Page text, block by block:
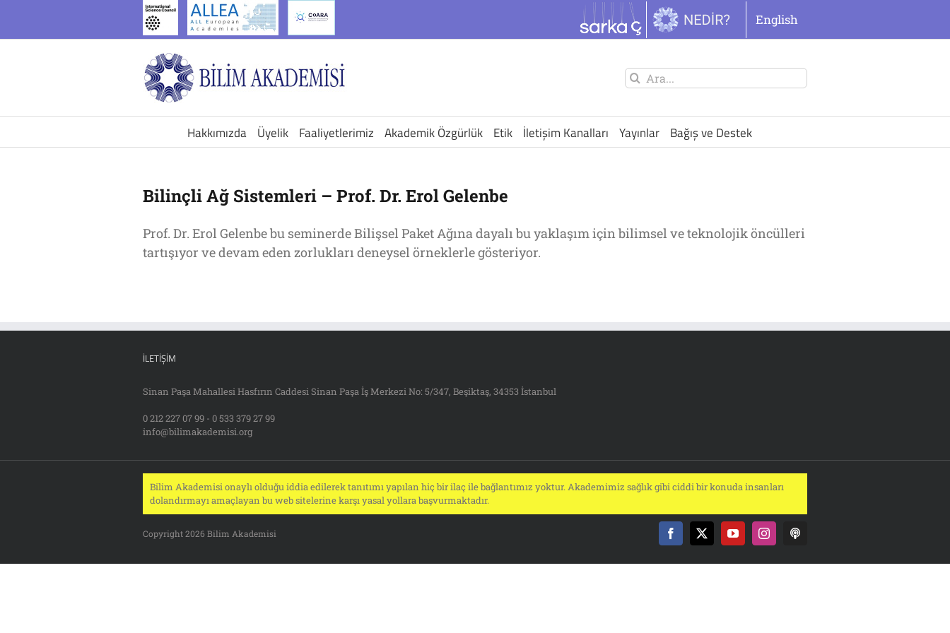
English
Şunu
Hakkımızda Üyelik Faaliyetlerimiz Akademik Özgürlük Etik İletişim Kanalları Yayınlar Bağış ve Destek
Bilinçli Ağ Sistemleri – Prof. Dr. Erol Gelenbe
Prof. Dr. Erol Gelenbe bu seminerde Bilişsel Paket Ağına dayalı bu yaklaşım için bilimsel ve teknolojik öncülleri
tartışıyor ve devam eden zorlukları deneysel örneklerle gösteriyor.
İLETIŞIM
Sinan Paşa Mahallesi Hasfırın Caddesi Sinan Paşa İş Merkezi No: 5/347, Beşiktaş, 34353 İstanbul
0 212 227 07 99 - 0 533 379 27 99
info@bilimakademisi.org
Bilim Akademisi onaylı olduğu iddia edilerek tanıtımı yapılan hiç bir ilaç ile bağlantımız yoktur. Akademimiz sağlık gibi ciddi bir konuda insanları
dolandırmayı amaçlayan bu web sitelerine karşı yasal yollara başvurmaktadır.
Copyright 2026 Bilim Akademisi Facebook
X YouTubeInstagramPodcast